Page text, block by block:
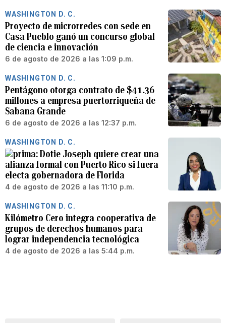
WASHINGTON D. C.
Proyecto de microrredes con sede en
Casa Pueblo ganó un concurso global
de ciencia e innovación
6 de agosto de 2026 a las 1:09 p.m.
WASHINGTON D. C.
Pentágono otorga contrato de $41.36
millones a empresa puertorriqueña de
Sabana Grande
6 de agosto de 2026 a las 12:37 p.m.
WASHINGTON D. C.
Dotie Joseph quiere crear una
alianza formal con Puerto Rico si fuera
electa gobernadora de Florida
4 de agosto de 2026 a las 11:10 p.m.
WASHINGTON D. C.
Kilómetro Cero integra cooperativa de
grupos de derechos humanos para
lograr independencia tecnológica
4 de agosto de 2026 a las 5:44 p.m.